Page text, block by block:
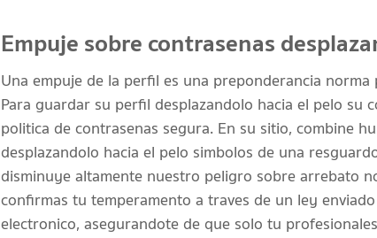
Empuje sobre contrasenas
Una empuje de la perfil es una preponderancia
Para guardar su perfil desplazandolo hacia el pelo
politica de contrasenas segura. En su sitio, combine
desplazandolo hacia el pelo simbolos de una
disminuye altamente nuestro peligro sobre arrebato
confirmas tu temperamento a traves de un ley
electronico, asegurandote de que solo tu